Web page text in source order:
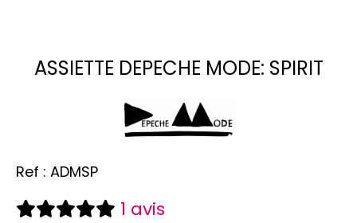
ASSIETTE DEPECHE MODE: SPIRIT
Ref : ADMSP
1 avis